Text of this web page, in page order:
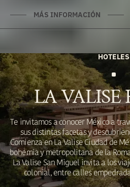
MÁS INFORMACIÓN
HOTELES
LA VALISE
Te invitamos a conocer México a
sus distintas facetas y
Comienza en La Valise Ciudad de
bohemia y metropolitana de la
La Valise San Miguel invita a los
colonial, entre calles